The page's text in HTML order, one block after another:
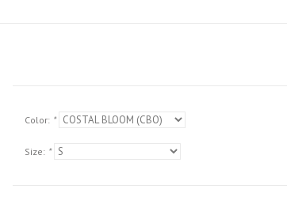
Color: *
Size: *